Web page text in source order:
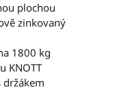
plochou
zinkovaný
1800 kg
KNOTT